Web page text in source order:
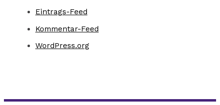
Eintrags-Feed
Kommentar-Feed
WordPress.org